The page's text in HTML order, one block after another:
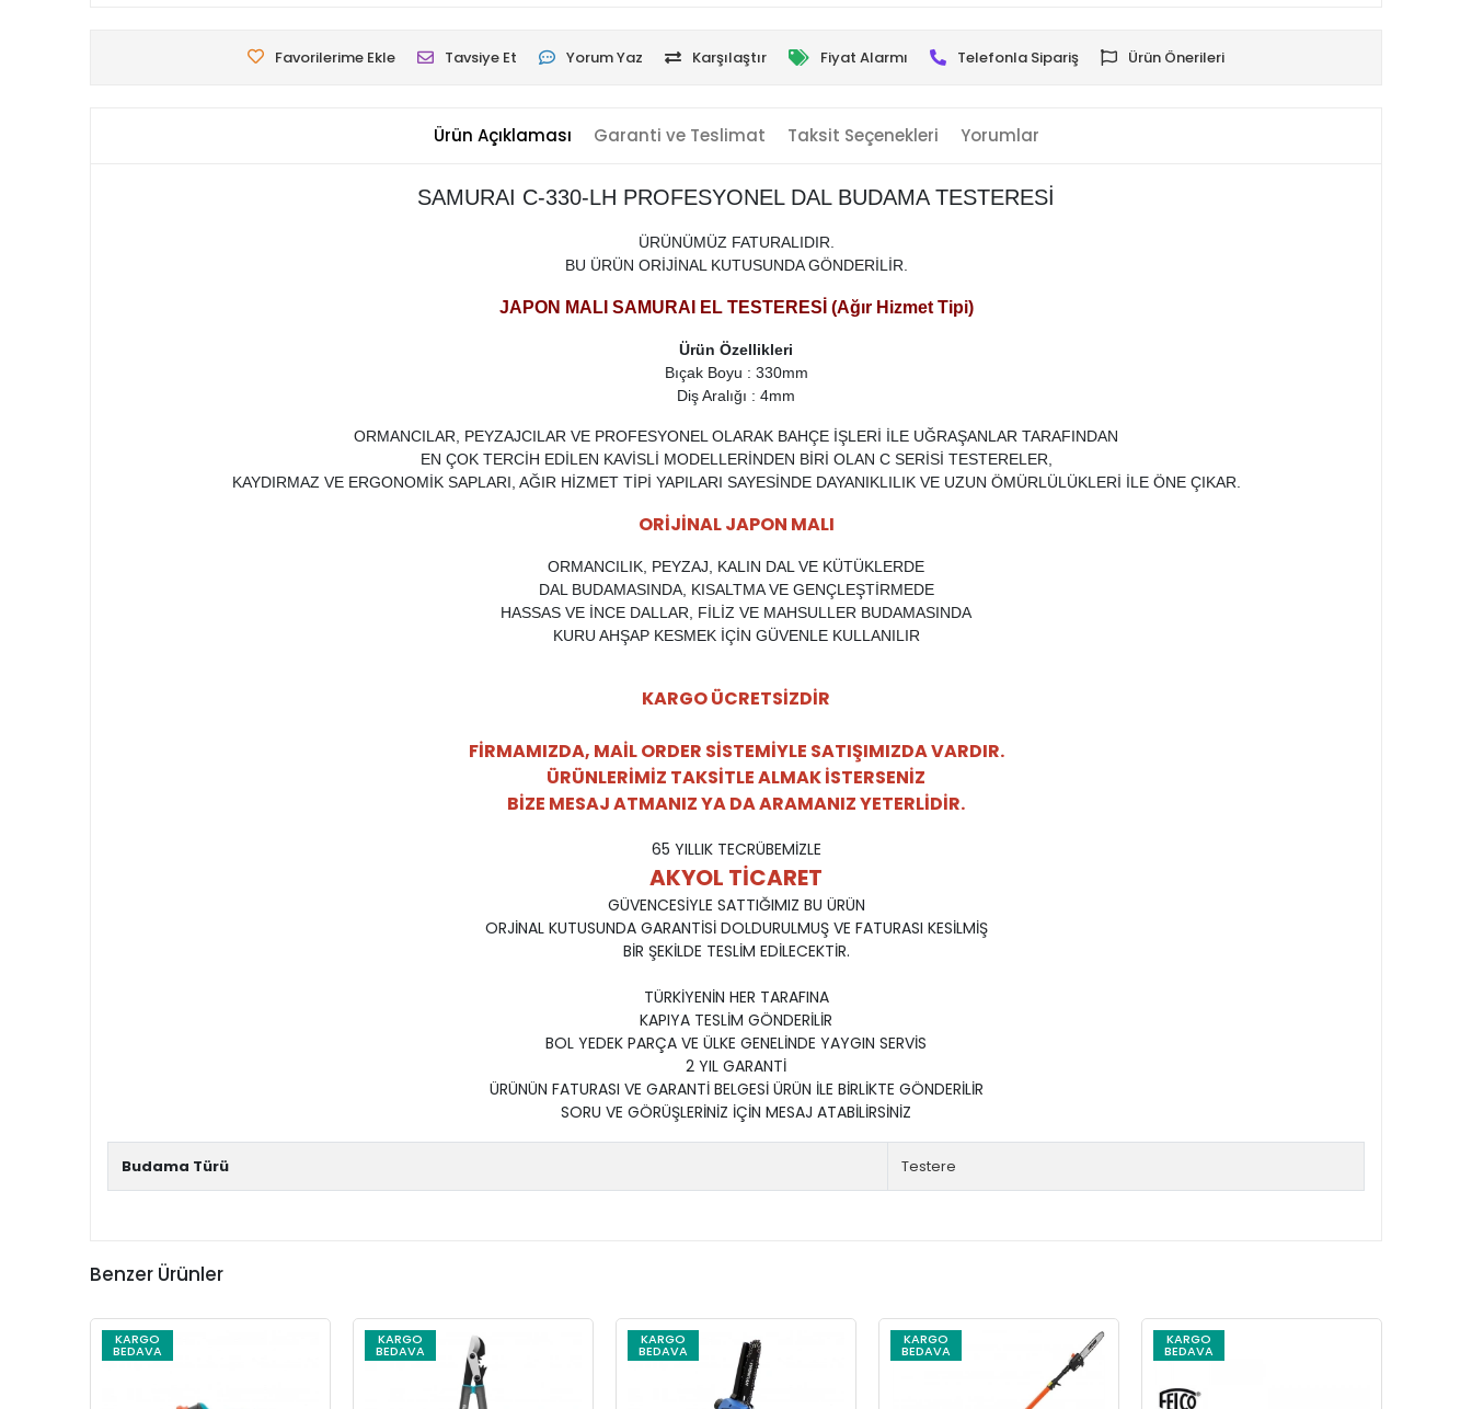
Favorilerime Ekle Tavsiye Et Yorum Yaz Karşılaştır Fiyat Alarmı Telefonla Sipariş Ürün Önerileri
Ürün Açıklaması Garanti ve Teslimat Taksit Seçenekleri Yorumlar
SAMURAI C-330-LH PROFESYONEL DAL BUDAMA TESTERESİ
ÜRÜNÜMÜZ FATURALIDIR.
BU ÜRÜN ORİJİNAL KUTUSUNDA GÖNDERİLİR.
JAPON MALI SAMURAI EL TESTERESİ (Ağır Hizmet Tipi)
Ürün Özellikleri
Bıçak Boyu : 330mm
Diş Aralığı : 4mm
ORMANCILAR, PEYZAJCILAR VE PROFESYONEL OLARAK BAHÇE İŞLERİ İLE UĞRAŞANLAR TARAFINDAN
EN ÇOK TERCİH EDİLEN KAVİSLİ MODELLERİNDEN BİRİ OLAN C SERİSİ TESTERELER,
KAYDIRMAZ VE ERGONOMİK SAPLARI, AĞIR HİZMET TİPİ YAPILARI SAYESİNDE DAYANIKLILIK VE UZUN ÖMÜRLÜLÜKLERİ İLE ÖNE ÇIKAR.
ORİJİNAL JAPON MALI
ORMANCILIK, PEYZAJ, KALIN DAL VE KÜTÜKLERDE
DAL BUDAMASINDA, KISALTMA VE GENÇLEŞTİRMEDE
HASSAS VE İNCE DALLAR, FİLİZ VE MAHSULLER BUDAMASINDA
KURU AHŞAP KESMEK İÇİN GÜVENLE KULLANILIR
KARGO ÜCRETSİZDİR
FİRMAMIZDA, MAİL ORDER SİSTEMİYLE SATIŞIMIZDA VARDIR.
ÜRÜNLERİMİZ TAKSİTLE ALMAK İSTERSENİZ
BİZE MESAJ ATMANIZ YA DA ARAMANIZ YETERLİDİR.
65 YILLIK TECRÜBEMİZLE
AKYOL TİCARET
GÜVENCESİYLE SATTIĞIMIZ BU ÜRÜN
ORJİNAL KUTUSUNDA GARANTİSİ DOLDURULMUŞ VE FATURASI KESİLMİŞ
BİR ŞEKİLDE TESLİM EDİLECEKTİR.
TÜRKİYENİN HER TARAFINA
KAPIYA TESLİM GÖNDERİLİR
BOL YEDEK PARÇA VE ÜLKE GENELİNDE YAYGIN SERVİS
2 YIL GARANTİ
ÜRÜNÜN FATURASI VE GARANTİ BELGESİ ÜRÜN İLE BİRLİKTE GÖNDERİLİR
SORU VE GÖRÜŞLERİNİZ İÇİN MESAJ ATABİLİRSİNİZ
Budama Türü Testere
Benzer Ürünler
KARGO
BEDAVA
KARGO
BEDAVA
KARGO
BEDAVA
KARGO
BEDAVA
KARGO
BEDAVA